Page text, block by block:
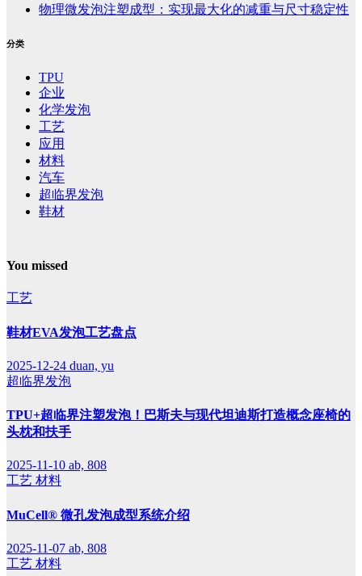
物理微发泡注塑成型：实现最大化的减重与尺寸稳定性
分类
TPU
企业
化学发泡
工艺
应用
材料
汽车
超临界发泡
鞋材
You missed
工艺
鞋材EVA发泡工艺盘点
2025-12-24 duan, yu
超临界发泡
TPU+超临界注塑发泡！巴斯夫与现代坦迪斯打造概念座椅的
头枕和扶手
2025-11-10 ab, 808
工艺 材料
MuCell® 微孔发泡成型系统介绍
2025-11-07 ab, 808
工艺 材料